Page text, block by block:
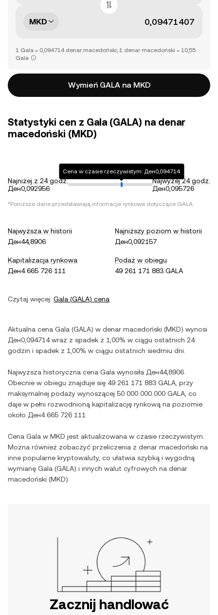
MKD
1 Gala = 0,094714 denar macedoński, 1 denar macedoński = 10,55
Gala
Wymień GALA na MKD
Statystyki cen z Gala (GALA) na denar
macedoński (MKD)
Najniżej z 24 godz.
Ден0,092956
Cena w czasie rzeczywistym: Ден0,094714
Najwyżej 24 godz.
Ден0,095726
*Poniższe dane przedstawiają informacje rynkowe dotyczące GALA.
Najwyższa w historii
Ден44,8906
Najniższy poziom w historii
Ден0,092157
Kapitalizacja rynkowa
Ден4 665 726 111
Podaż w obiegu
49 261 171 883 GALA
Czytaj więcej: Gala (GALA) cena
Aktualna cena Gala (GALA) w denar macedoński (MKD) wynosi
Ден0,094714wraz z spadek z 1,00% w ciągu ostatnich 24
godzin i spadek z 1,00% w ciągu ostatnich siedmiu dni.
Najwyższa historyczna cena Gala wynosiła Ден44,8906
Obecnie w obiegu znajduje się 49 261 171 883 GALA , przy
maksymalnej podaży wynoszącej 50 000 000 000 GALA , co
daje w pełni rozwodnioną kapitalizację rynkową na poziomie
około Ден4 665 726 111
Cena Gala w MKD jest aktualizowana w czasie rzeczywistym.
Można również zobaczyć przeliczenia z denar macedoński na
inne popularne kryptowaluty, co ułatwia szybką i wygodną
wymianę Gala (GALA) i innych walut cyfrowych na denar
macedoński (MKD).
Zacznij handlować